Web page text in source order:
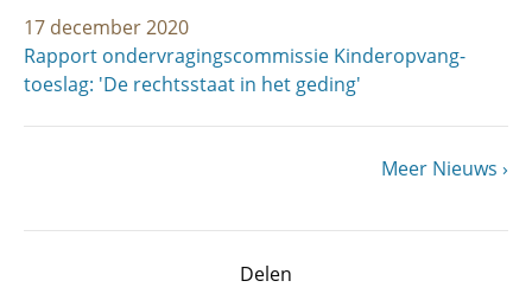
17 december 2020
Rapport ondervragings­commissie Kinder­opvang­
toeslag: 'De rechtsstaat in het geding'
Volgende
Meer Nieuws
Delen